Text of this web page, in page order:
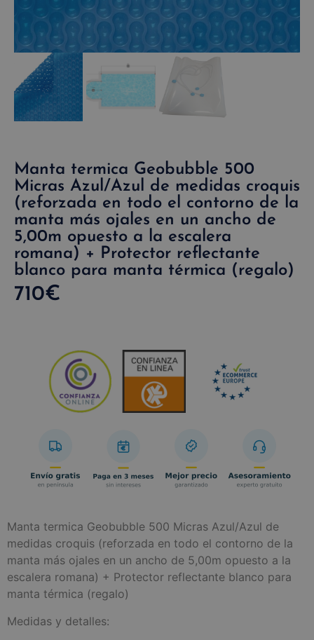
Manta termica Geobubble 500
Micras Azul/Azul de medidas croquis
(reforzada en todo el contorno de la
manta más ojales en un ancho de
5,00m opuesto a la escalera
romana) + Protector reflectante
blanco para manta térmica (regalo)
710€
Manta termica Geobubble 500 Micras Azul/Azul de
medidas croquis (reforzada en todo el contorno de la
manta más ojales en un ancho de 5,00m opuesto a la
escalera romana) + Protector reflectante blanco para
manta térmica (regalo)
Medidas y detalles: